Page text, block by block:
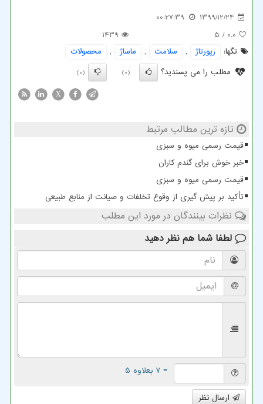
1399/12/24
00:27:39
0.0
/ 5
1439
تگها:
رپورتاژ , سلامت , ماساژ ,
محصولات
مطلب را می پسندید؟
(0)
(0)
X
تازه ترین مطالب مرتبط
قیمت رسمی میوه و سبزی
خبر خوش برای گندم کاران
قیمت رسمی میوه و سبزی
تأکید بر پیش گیری از وقوع تخلفات و صیانت از منابع طبیعی
نظرات بینندگان در مورد این مطلب
لطفا شما هم نظر دهید
= ۷ بعلاوه ۵
ارسال نظر